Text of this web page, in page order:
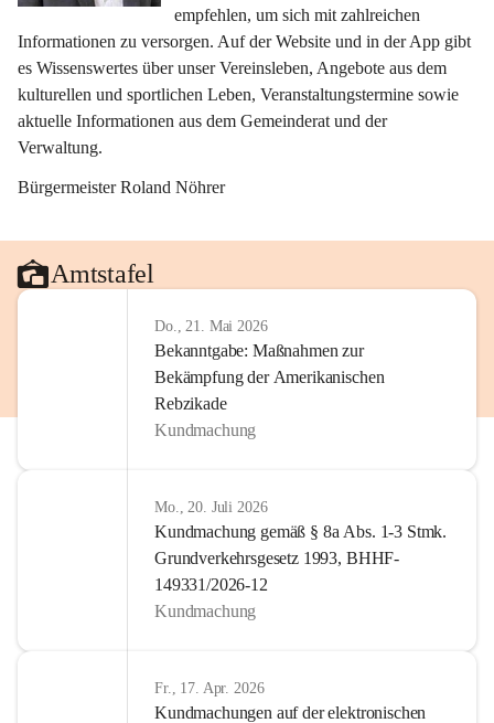
empfehlen, um sich mit zahlreichen
Informationen zu versorgen. Auf der Website und in der App gibt
es Wissenswertes über unser Vereinsleben, Angebote aus dem
kulturellen und sportlichen Leben, Veranstaltungstermine sowie
aktuelle Informationen aus dem Gemeinderat und der
Verwaltung.
Bürgermeister Roland Nöhrer
Amtstafel
Do., 21. Mai 2026
Bekanntgabe: Maßnahmen zur
Bekämpfung der Amerikanischen
Rebzikade
Kundmachung
Mo., 20. Juli 2026
Kundmachung gemäß § 8a Abs. 1-3 Stmk.
Grundverkehrsgesetz 1993, BHHF-
149331/2026-12
Kundmachung
Fr., 17. Apr. 2026
Kundmachungen auf der elektronischen